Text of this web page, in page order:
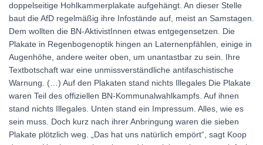
doppelseitige Hohlkammerplakate aufgehängt. An dieser Stelle
baut die AfD regelmäßig ihre Infostände auf, meist an Samstagen.
Dem wollten die BN-AktivistInnen etwas entgegensetzen. Die
Plakate in Regenbogenoptik hingen an Laternenpfählen, einige in
Augenhöhe, andere weiter oben, um unantastbar zu sein. Ihre
Textbotschaft war eine unmissverständliche antifaschistische
Warnung. (…) Auf den Plakaten stand nichts Illegales Die Plakate
waren Teil des offiziellen BN-Kommunalwahlkampfs. Auf ihnen
stand nichts Illegales. Unten stand ein Impressum. Alles, wie es
sein muss. Doch kurz nach ihrer Anbringung waren die sieben
Plakate plötzlich weg. „Das hat uns natürlich empört“, sagt Koop